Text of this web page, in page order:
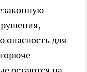
опасность для